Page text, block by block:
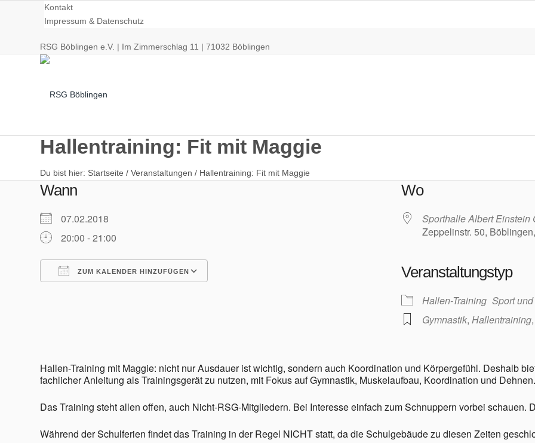
Kontakt
Impressum & Datenschutz
RSG Böblingen e.V. | Im Zimmerschlag 11 | 71032 Böblingen
Radsport
Training/Termine
Hallentraining: Fit mit Maggie
Du bist hier: Startseite / Veranstaltungen / Hallentraining: Fit mit Maggie
Wann
07.02.2018
20:00 - 21:00
ZUM KALENDER HINZUFÜGEN
Wo
Sporthalle Albert Einstein
Zeppelinstr. 50,
Veranstaltungstyp
Hallen-Training Sport
Gymnastik, Hallentraining,
Hallen-Training mit Maggie: nicht nur Ausdauer ist wichtig, sondern auch Koordination und Körpergefühl. Deshalb
fachlicher Anleitung als Trainingsgerät zu nutzen, mit Fokus auf Gymnastik, Muskelaufbau, Koordination und Dehnen.
Das Training steht allen offen, auch Nicht-RSG-Mitgliedern. Bei Interesse einfach zum Schnuppern vorbei schauen.
Während der Schulferien findet das Training in der Regel NICHT statt, da die Schulgebäude zu diesen Zeiten